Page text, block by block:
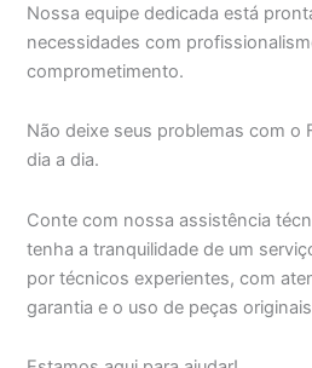
Nossa equipe dedicada está
necessidades com
comprometimento.
Não deixe seus problemas com o
dia a dia.
Conte com nossa assistência
tenha a tranquilidade de um
por técnicos experientes, com
garantia e o uso de peças